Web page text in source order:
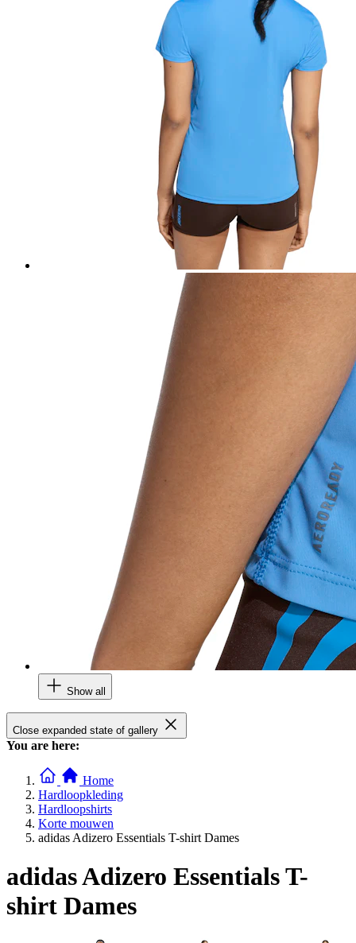
Show all
Close expanded state of gallery
You are here:
Home
Hardloopkleding
Hardloopshirts
Korte mouwen
adidas Adizero Essentials T-shirt Dames
adidas Adizero Essentials T-
shirt Dames